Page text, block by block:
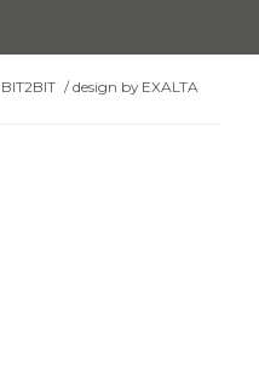
BIT2BIT /design by EXALTA